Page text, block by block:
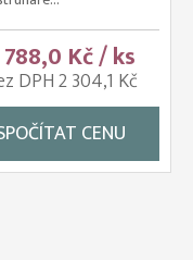
Kč / ks
DPH 2 304,1 Kč
CENU